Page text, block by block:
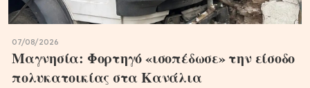
07/08/2026
Μαγνησία: Φορτηγό «ισοπέδωσε» την είσοδο
πολυκατοικίας στα Κανάλια